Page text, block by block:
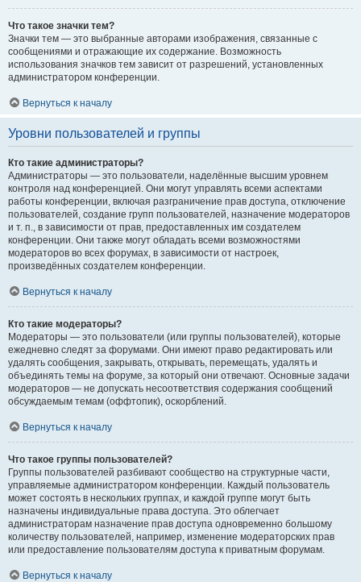
Что такое значки тем?
Значки тем — это выбранные авторами изображения, связанные с
сообщениями и отражающие их содержание. Возможность
использования значков тем зависит от разрешений, установленных
администратором конференции.
Вернуться к началу
Уровни пользователей и группы
Кто такие администраторы?
Администраторы — это пользователи, наделённые высшим уровнем
контроля над конференцией. Они могут управлять всеми аспектами
работы конференции, включая разграничение прав доступа, отключение
пользователей, создание групп пользователей, назначение модераторов
и т. п., в зависимости от прав, предоставленных им создателем
конференции. Они также могут обладать всеми возможностями
модераторов во всех форумах, в зависимости от настроек,
произведённых создателем конференции.
Вернуться к началу
Кто такие модераторы?
Модераторы — это пользователи (или группы пользователей), которые
ежедневно следят за форумами. Они имеют право редактировать или
удалять сообщения, закрывать, открывать, перемещать, удалять и
объединять темы на форуме, за который они отвечают. Основные задачи
модераторов — не допускать несоответствия содержания сообщений
обсуждаемым темам (оффтопик), оскорблений.
Вернуться к началу
Что такое группы пользователей?
Группы пользователей разбивают сообщество на структурные части,
управляемые администратором конференции. Каждый пользователь
может состоять в нескольких группах, и каждой группе могут быть
назначены индивидуальные права доступа. Это облегчает
администраторам назначение прав доступа одновременно большому
количеству пользователей, например, изменение модераторских прав
или предоставление пользователям доступа к приватным форумам.
Вернуться к началу